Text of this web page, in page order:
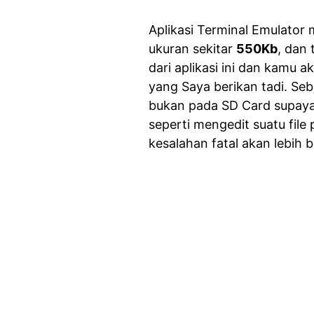
Aplikasi Terminal
ukuran sekitar 550Kb, dan
dari aplikasi ini dan kamu
yang Saya berikan tadi.
bukan pada SD Card
seperti mengedit suatu file
kesalahan fatal akan lebih